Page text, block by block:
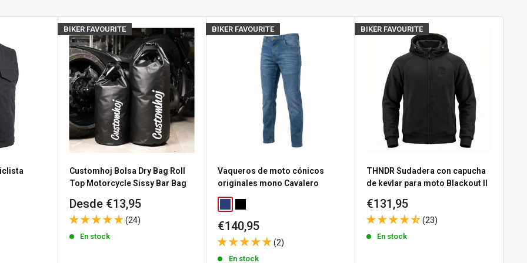
para obtener
el estado de stock se
porque necesitas
de envío de
productos
BIKER FAVOURITE
Customhoj Bolsa Dry Bag Roll
Top Motorcycle Sissy Bar Bag
Precio
de
venta
Desde €13,95
(24)
En stock
BIKER FAVOURITE
Vaqueros de moto cónicos
originales mono Cavalero
Precio
de
venta
€140,95
(2)
En stock
BIKER FAVOURITE
THNDR Sudadera con capucha
de kevlar para moto Blackout II
Precio
de
venta
€131,95
(23)
En stock